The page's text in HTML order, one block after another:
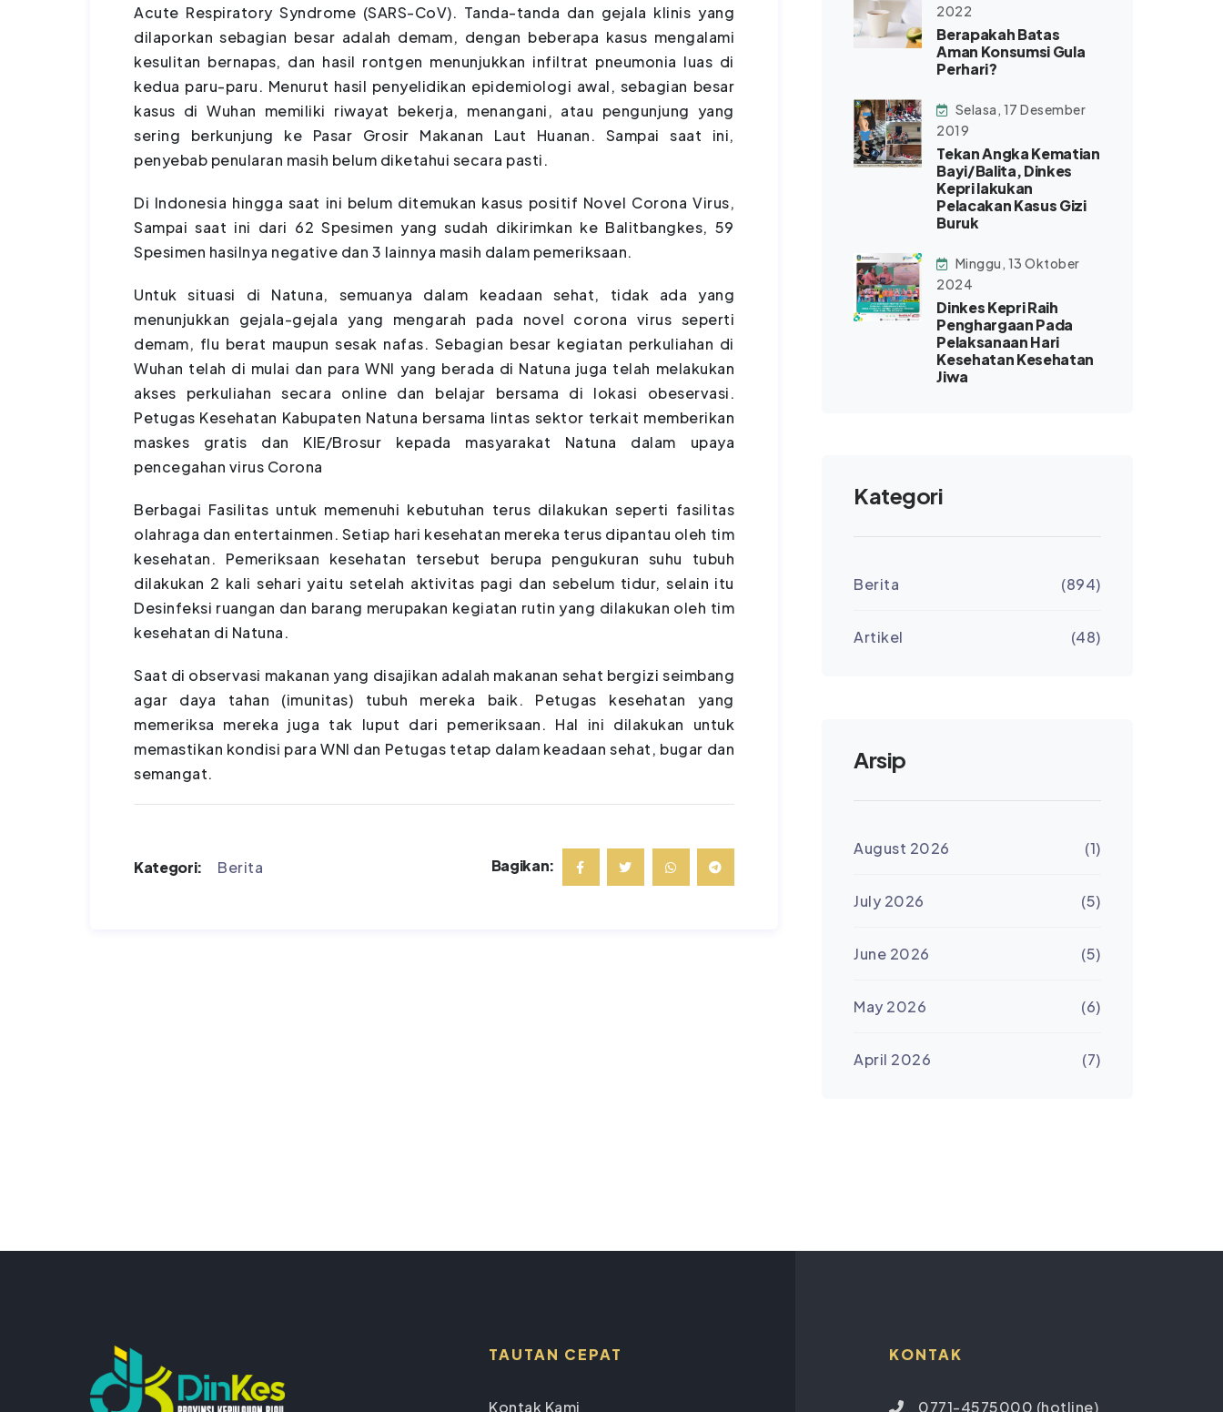
Acute Respiratory Syndrome (SARS-CoV). Tanda-tanda dan gejala klinis yang
dilaporkan sebagian besar adalah demam, dengan beberapa kasus mengalami
kesulitan bernapas, dan hasil rontgen menunjukkan infiltrat pneumonia luas di
kedua paru-paru. Menurut hasil penyelidikan epidemiologi awal, sebagian besar
kasus di Wuhan memiliki riwayat bekerja, menangani, atau pengunjung yang
sering berkunjung ke Pasar Grosir Makanan Laut Huanan. Sampai saat ini,
penyebab penularan masih belum diketahui secara pasti.
Di Indonesia hingga saat ini belum ditemukan kasus positif Novel Corona Virus,
Sampai saat ini dari 62 Spesimen yang sudah dikirimkan ke Balitbangkes, 59
Spesimen hasilnya negative dan 3 lainnya masih dalam pemeriksaan.
Untuk situasi di Natuna, semuanya dalam keadaan sehat, tidak ada yang
menunjukkan gejala-gejala yang mengarah pada novel corona virus seperti
demam, flu berat maupun sesak nafas. Sebagian besar kegiatan perkuliahan di
Wuhan telah di mulai dan para WNI yang berada di Natuna juga telah melakukan
akses perkuliahan secara online dan belajar bersama di lokasi obeservasi.
Petugas Kesehatan Kabupaten Natuna bersama lintas sektor terkait memberikan
maskes gratis dan KIE/Brosur kepada masyarakat Natuna dalam upaya
pencegahan virus Corona
Berbagai Fasilitas untuk memenuhi kebutuhan terus dilakukan seperti fasilitas
olahraga dan entertainmen. Setiap hari kesehatan mereka terus dipantau oleh tim
kesehatan. Pemeriksaan kesehatan tersebut berupa pengukuran suhu tubuh
dilakukan 2 kali sehari yaitu setelah aktivitas pagi dan sebelum tidur, selain itu
Desinfeksi ruangan dan barang merupakan kegiatan rutin yang dilakukan oleh tim
kesehatan di Natuna.
Saat di observasi makanan yang disajikan adalah makanan sehat bergizi seimbang
agar daya tahan (imunitas) tubuh mereka baik. Petugas kesehatan yang
memeriksa mereka juga tak luput dari pemeriksaan. Hal ini dilakukan untuk
memastikan kondisi para WNI dan Petugas tetap dalam keadaan sehat, bugar dan
semangat.
Kategori: Berita Bagikan:
2022
Berapakah Batas
Aman Konsumsi Gula
Perhari?
Selasa, 17 Desember
2019
Tekan Angka Kematian
Bayi/Balita, Dinkes
Kepri lakukan
Pelacakan Kasus Gizi
Buruk
Minggu, 13 Oktober
2024
Dinkes Kepri Raih
Penghargaan Pada
Pelaksanaan Hari
Kesehatan Kesehatan
Jiwa
Kategori
Berita (894)
Artikel (48)
Arsip
August 2026 (1)
July 2026 (5)
June 2026 (5)
May 2026 (6)
April 2026 (7)
TAUTAN CEPAT
Kontak Kami
KONTAK
0771-4575000 (hotline)